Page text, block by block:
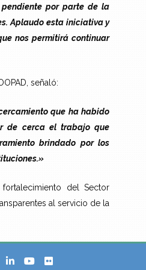
pendiente por parte de la
Aplaudo esta iniciativa y
nos permitirá continuar
señaló:
que ha habido
de cerca el trabajo que
brindado por los
del Sector
al servicio de la